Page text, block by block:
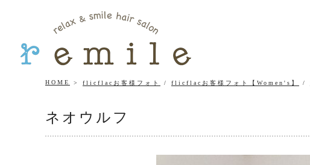
HOME flicflacお客様フォト / flicflacお客様フォト【Women's】 /
ネオウルフ